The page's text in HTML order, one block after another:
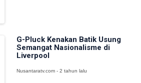
G-Pluck Kenakan Batik Usung
Semangat Nasionalisme di
Liverpool
Nusantaratv.com - 2 tahun lalu